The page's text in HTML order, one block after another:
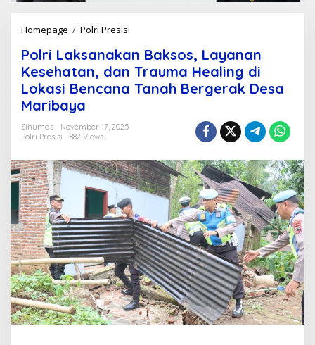
Homepage / Polri Presisi
l
a
k
a
n
B
a
k
s
o
s
,
L
a
Polri Laksanakan Baksos, Layanan
Kesehatan, dan Trauma Healing di
Lokasi Bencana Tanah Bergerak Desa
Maribaya
Sihumas
November 17, 2025
Polri Presisi
882 Views